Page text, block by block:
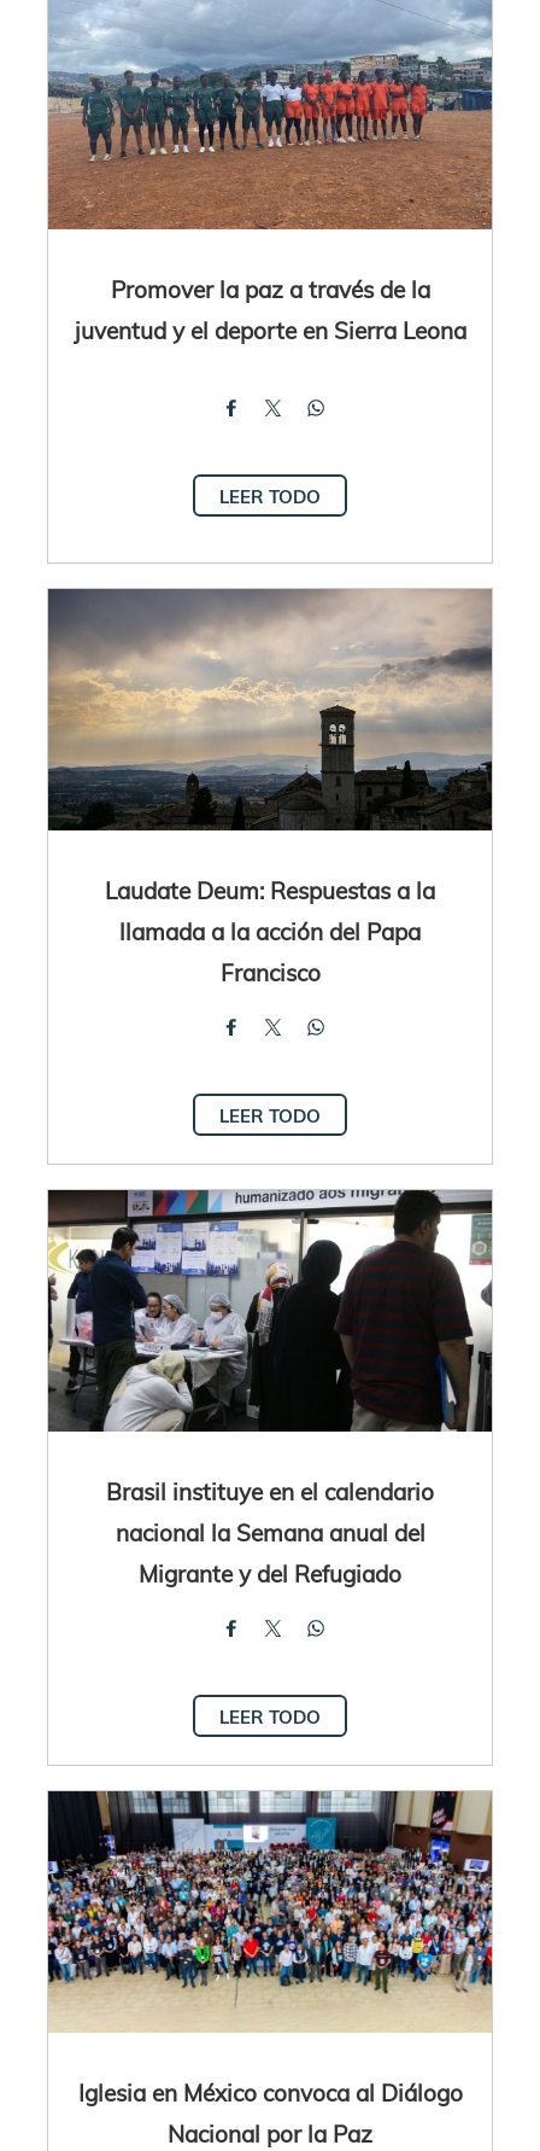
Promover la paz a través de la
juventud y el deporte en Sierra Leona
LEER TODO
Laudate Deum: Respuestas a la
llamada a la acción del Papa
Francisco
LEER TODO
Brasil instituye en el calendario
nacional la Semana anual del
Migrante y del Refugiado
LEER TODO
Iglesia en México convoca al Diálogo
Nacional por la Paz